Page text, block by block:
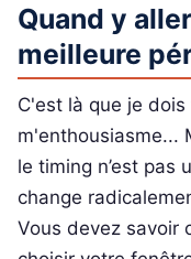
Quand y
meilleure
C'est là que je
m'enthousiasme...
le timing n’est pas
change
Vous devez savoir